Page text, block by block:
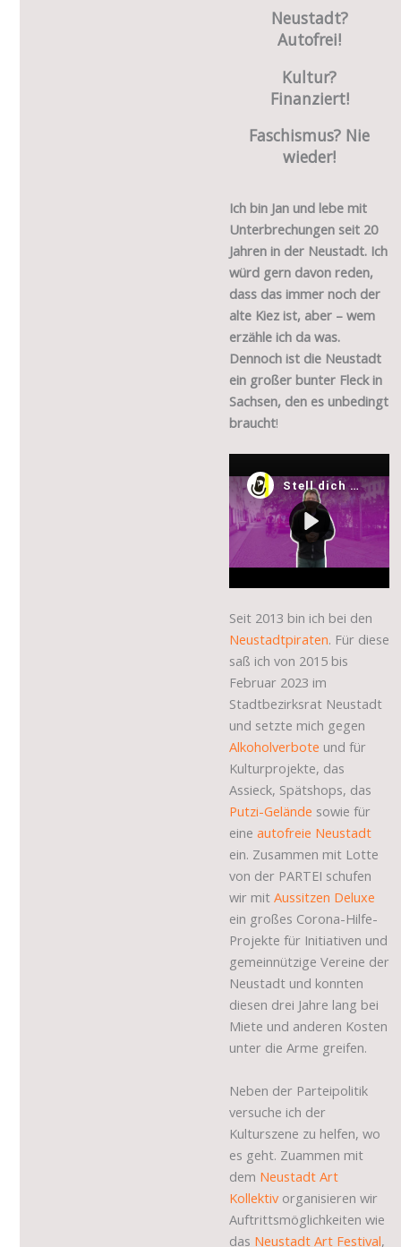
Neustadt?
Autofrei!
Kultur?
Finanziert!
Faschismus? Nie
wieder!
Ich bin Jan und lebe mit
Unterbrechungen seit 20
Jahren in der Neustadt. Ich
würd gern davon reden,
dass das immer noch der
alte Kiez ist, aber – wem
erzähle ich da was.
Dennoch ist die Neustadt
ein großer bunter Fleck in
Sachsen, den es unbedingt
braucht!
Seit 2013 bin ich bei den
Neustadtpiraten. Für diese
saß ich von 2015 bis
Februar 2023 im
Stadtbezirksrat Neustadt
und setzte mich gegen
Alkoholverbote und für
Kulturprojekte, das
Assieck, Spätshops, das
Putzi-Gelände sowie für
eineautofreie Neustadt
ein. Zusammen mit Lotte
von der PARTEI schufen
wir mitAussitzen Deluxe
ein großes Corona-Hilfe-
Projekte für Initiativen und
gemeinnützige Vereine der
Neustadt und konnten
diesen drei Jahre lang bei
Miete und anderen Kosten
unter die Arme greifen.
Neben der Parteipolitik
versuche ich der
Kulturszene zu helfen, wo
es geht. Zuammen mit
dem Neustadt Art
Kollektiv organisieren wir
Auftrittsmöglichkeiten wie
das Neustadt Art Festival,